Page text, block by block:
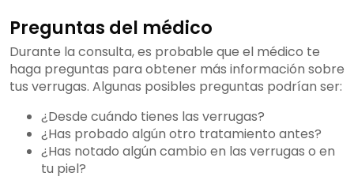
Preguntas del médico
Durante la consulta, es probable que el médico te
haga preguntas para obtener más información sobre
tus verrugas. Algunas posibles preguntas podrían ser:
¿Desde cuándo tienes las verrugas?
¿Has probado algún otro tratamiento antes?
¿Has notado algún cambio en las verrugas o en
tu piel?